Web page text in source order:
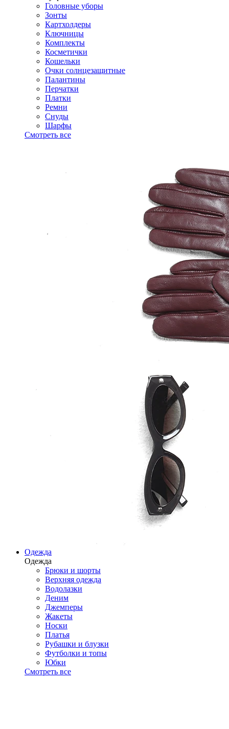
Головные уборы
Зонты
Картхолдеры
Ключницы
Комплекты
Косметички
Кошельки
Очки солнцезащитные
Палантины
Перчатки
Платки
Ремни
Снуды
Шарфы
Смотреть все
Одежда
Одежда
Брюки и шорты
Верхняя одежда
Водолазки
Деним
Джемперы
Жакеты
Носки
Платья
Рубашки и блузки
Футболки и топы
Юбки
Смотреть все